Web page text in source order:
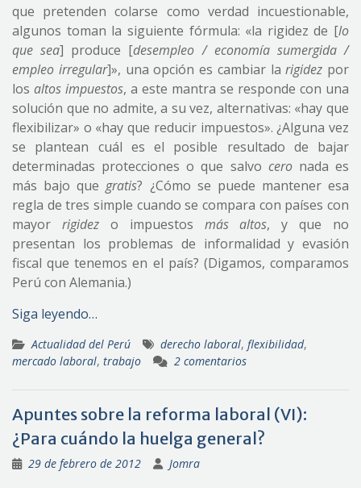
que pretenden colarse como verdad incuestionable,
algunos toman la siguiente fórmula: «la rigidez de [lo
que sea] produce [desempleo / economía sumergida /
empleo irregular]», una opción es cambiar larigidez por
los altos impuestos, a este mantra se responde con una
solución que no admite, a su vez, alternativas: «hay que
flexibilizar» o «hay que reducir impuestos». ¿Alguna vez
se plantean cuál es el posible resultado de bajar
determinadas protecciones o que salvo ceronada es
más bajo quegratis? ¿Cómo se puede mantener esa
regla de tres simple cuando se compara con países con
mayor rigidezo impuestos más altos, y que no
presentan los problemas de informalidad y evasión
fiscal que tenemos en el país? (Digamos, comparamos
Perú con Alemania.)
Siga leyendo…
Actualidad del Perú derecho laboral, flexibilidad,
mercado laboral, trabajo 2 comentarios
Apuntes sobre la reforma laboral (VI):
¿Para cuándo la huelga general?
29 de febrero de 2012 Jomra